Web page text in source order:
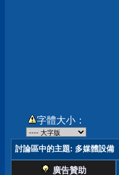
字體大小：
討論區中的主題: 多媒體設備
廣告贊助